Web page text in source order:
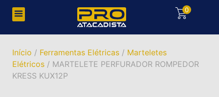
0
Início / Ferramentas Elétricas / Marteletes
Elétricos / MARTELETE PERFURADOR ROMPEDOR
KRESS KUX12P